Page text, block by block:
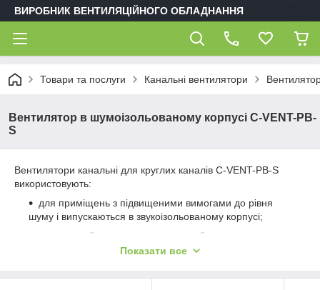
ВИРОБНИК ВЕНТИЛЯЦІЙНОГО ОБЛАДНАННЯ
Товари та послуги Канальні вентилятори
Вентилятор в шумоізольованому корпусі C-VENT-PB-
S
Вентилятори канальні для круглих каналів C-VENT-PB-S
використовують:
для приміщень з підвищеними вимогами до рівня
шуму і випускаються в звукоізольованому корпусі;
в умовах обмеженого простору забезпечують
зручність монтажу та обслуговування;
систем канальної вентиляції;
Показати все